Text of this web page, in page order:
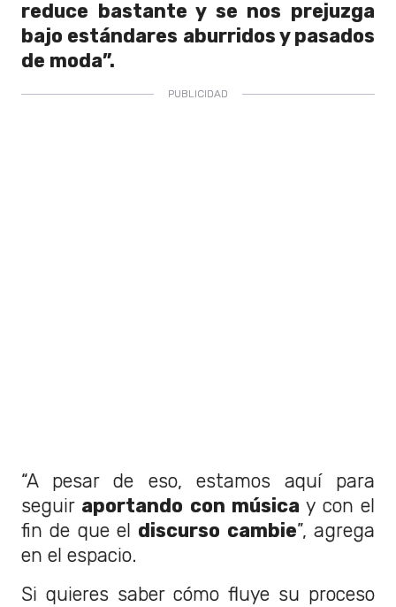
reduce bastante y se nos prejuzga
bajo estándares aburridos y pasados
de moda”.
“A pesar de eso, estamos aquí para
seguir aportando con música y con el
fin de que el discurso cambie”, agrega
en el espacio.
Si quieres saber cómo fluye su proceso